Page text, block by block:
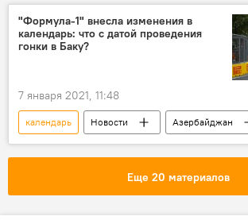
Коронавирус
Международная федерация дзюдо (IJF)
"Формула-1" внесла изменения в
календарь: что с датой проведения
гонки в Баку?
7 января 2021, 11:48
календарь Новости
Азербайджан
Новости мира
Спорт
ЖИЗНЬ
Гран-при Азербайджана "Формулы-1"
Еще 20 материалов